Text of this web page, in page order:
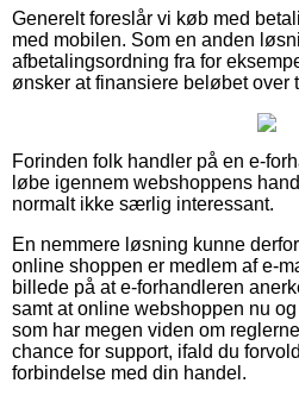
Generelt foreslår vi køb med
med mobilen. Som en anden
afbetalingsordning fra for
ønsker at finansiere beløbet over
Forinden folk handler på en e-
løbe igennem webshoppens
normalt ikke særlig interessant.
En nemmere løsning kunne
online shoppen er medlem af e-
billede på at e-forhandleren
samt at online webshoppen nu
som har megen viden om
chance for support, ifald du
forbindelse med din handel.